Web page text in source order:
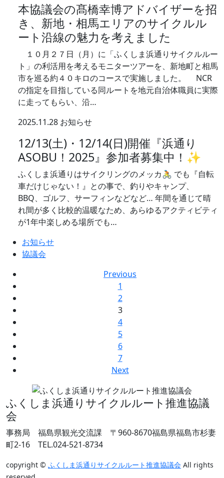
本協議会の髙橋幸博アドバイザーを招
き、新地・相馬エリアのサイクルル
ート沿線の魅力を考えました
１０月２７日（月）に「ふくしま浜通りサイクルルー
ト」の利活用を考えるモニターツアーを、新地町と相馬
市を巡る約４０キロのコースで実施しました。 NCR
の指定を目指している同ルートを地元自治体職員に実際
に走ってもらい、沿…
2025.11.28 お知らせ
12/13(土)・12/14(日)開催『浜通り
ASOBU！2025』参加者募集中！✨
ふくしま浜通りはサイクリングのメッカ🚴 でも『自転
車だけじゃない！』との事で、釣りやキャンプ、
BBQ、ゴルフ、サーフィンなどなど… 年間を通じて晴
れ間が多く比較的温暖なため、あらゆるアクティビティ
が1年中楽しめる場所でも…
お知らせ
協議会
Previous
1
2
3
4
5
6
7
Next
ふくしま浜通りサイクルルート推進協議
会
事務局 福島県観光交流課 〒960-8670福島県福島市杉妻
町2-16 TEL.024-521-8734
copyright © ふくしま浜通りサイクルルート推進協議会 All rights